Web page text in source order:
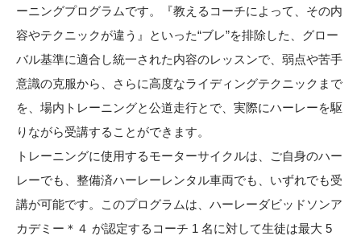
ーニングプログラムです。『教えるコーチによって、その内
容やテクニックが違う』といった“ブレ”を排除した、グロー
バル基準に適合し統一された内容のレッスンで、弱点や苦手
意識の克服から、さらに高度なライディングテクニックまで
を、場内トレーニングと公道走行とで、実際にハーレーを駆
りながら受講することができます。
トレーニングに使用するモーターサイクルは、ご自身のハー
レーでも、整備済ハーレーレンタル車両でも、いずれでも受
講が可能です。このプログラムは、ハーレーダビッドソンア
カデミー＊４ が認定するコーチ 1 名に対して生徒は最大 5